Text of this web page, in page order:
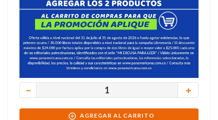
＋
－
AGREGAR AL CARRITO